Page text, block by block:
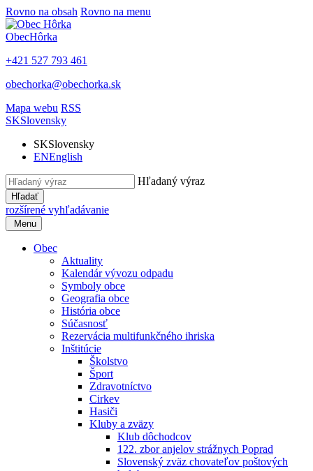
Rovno na obsah Rovno na menu
ObecHôrka
+421 527 793 461
obechorka@obechorka.sk
Mapa webu RSS
SKSlovensky
SKSlovensky
ENEnglish
Hľadaný výraz
Hľadať
rozšírené vyhľadávanie
Menu
Obec
Aktuality
Kalendár vývozu odpadu
Symboly obce
Geografia obce
História obce
Súčasnosť
Rezervácia multifunkčného ihriska
Inštitúcie
Školstvo
Šport
Zdravotníctvo
Cirkev
Hasiči
Kluby a zväzy
Klub dôchodcov
122. zbor anjelov strážnych Poprad
Slovenský zväz chovateľov poštových